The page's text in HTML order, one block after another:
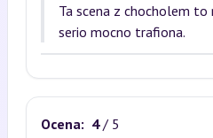
Ta scena z chocholem to
serio mocno trafiona.
Ocena: 4 / 5